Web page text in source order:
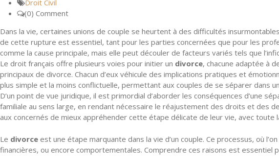
Droit Civil
(0) Comment
Dans la vie, certaines unions de couple se heurtent à des difficultés
de cette rupture est essentiel, tant pour les parties concernées que pour les
comme la cause principale, mais elle peut découler de facteurs variés tels que
Le droit français offre plusieurs voies pour initier un divorce, chacune adaptée à
principaux de divorce. Chacun d’eux véhicule des implications pratiques et
plus simple et la moins conflictuelle, permettant aux couples de se séparer dans
D’un point de vue juridique, il est primordial d’aborder les conséquences d’une
familiale au sens large, en rendant nécessaire le réajustement des droits et des
aux concernés de mieux appréhender cette étape délicate de leur vie, avec toute
Le divorce est une étape marquante dans la vie d’un couple. Ce processus, où
financières, ou encore comportementales. Comprendre ces raisons est